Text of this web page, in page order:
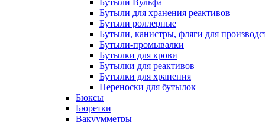
Бутыли Вульфа
Бутыли для хранения реактивов
Бутыли роллерные
Бутыли, канистры, фляги для
Бутыли-промывалки
Бутылки для крови
Бутылки для реактивов
Бутылки для хранения
Переноски для бутылок
Бюксы
Бюретки
Вакуумметры